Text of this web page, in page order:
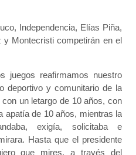
Independencia, Elías Piña,
y Montecristi competirán en el
juegos reafirmamos nuestro
deportivo y comunitario de la
un letargo de 10 años, con
apatía de 10 años, mientras la
exigía, solicitaba e
Hasta que el presidente
que mires, a través del